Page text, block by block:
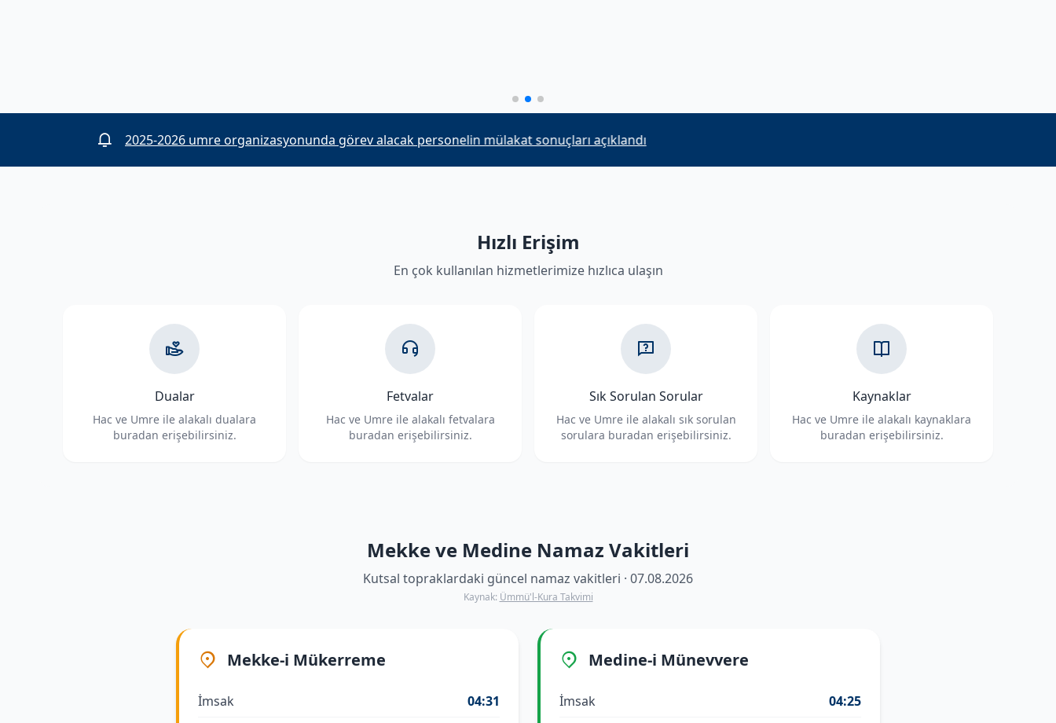
2025-2026 umre organizasyonunda görev alacak personelin mülakat sonuçları açıklandı
Hızlı Erişim
En çok kullanılan hizmetlerimize hızlıca ulaşın
Dualar
Hac ve Umre ile alakalı dualara
buradan erişebilirsiniz.
Fetvalar
Hac ve Umre ile alakalı fetvalara
buradan erişebilirsiniz.
Sık Sorulan Sorular
Hac ve Umre ile alakalı sık sorulan
sorulara buradan erişebilirsiniz.
Kaynaklar
Hac ve Umre ile alakalı kaynaklara
buradan erişebilirsiniz.
Mekke ve Medine Namaz Vakitleri
Kutsal topraklardaki güncel namaz vakitleri · 07.08.2026
Kaynak: Ümmü'l-Kura Takvimi
Mekke-i Mükerreme
İmsak 04:31
Medine-i Münevvere
İmsak 04:25